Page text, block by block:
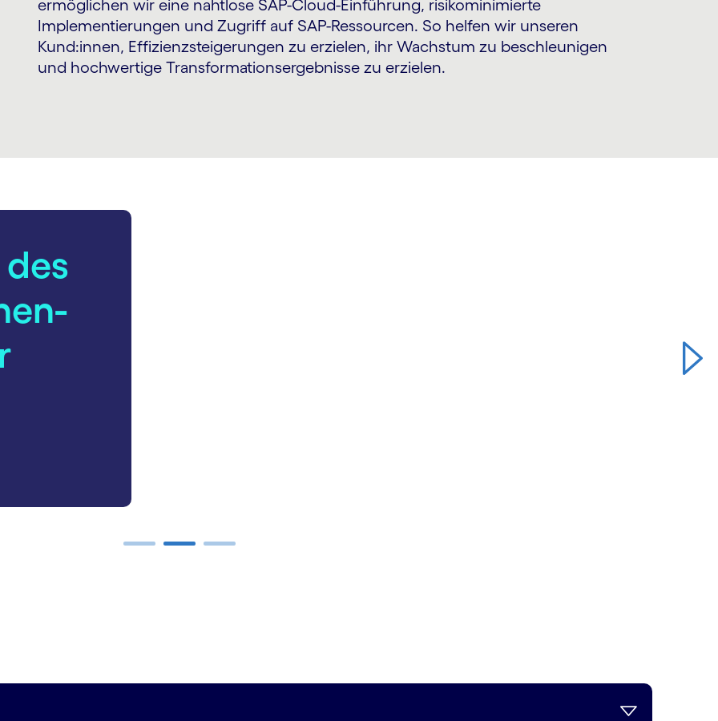
ermöglichen wir eine nahtlose SAP-Cloud-Einführung, risikominimierte
Implementierungen und Zugriff auf SAP-Ressourcen. So helfen wir unseren
Kund:innen, Effizienzsteigerungen zu erzielen, ihr Wachstum zu beschleunigen
und hochwertige Transformationsergebnisse zu erzielen.